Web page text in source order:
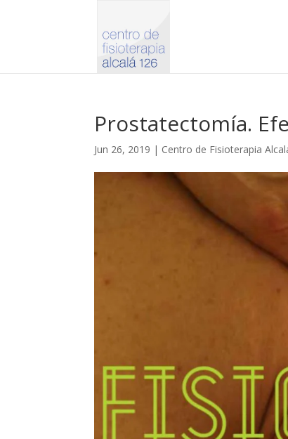
Prostatectomía.
Jun 26, 2019 | Centro de Fisioterapia